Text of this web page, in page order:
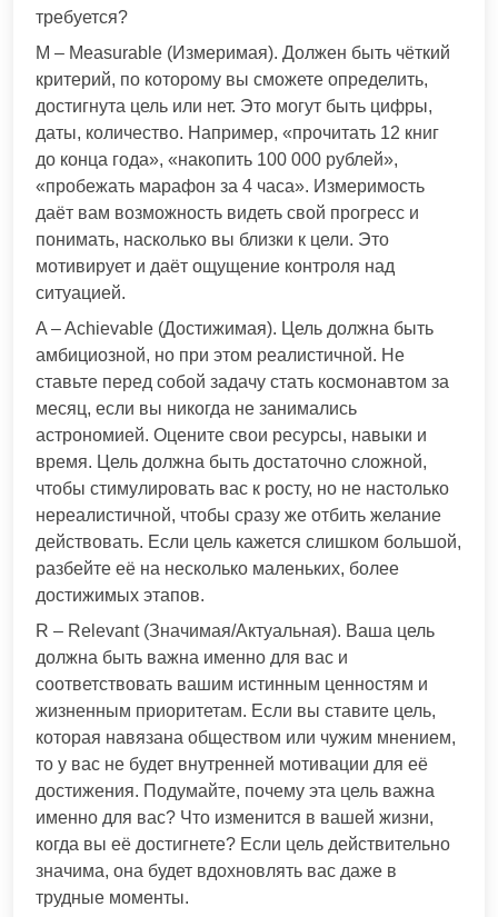
требуется?
M – Measurable (Измеримая). Должен быть чёткий
критерий, по которому вы сможете определить,
достигнута цель или нет. Это могут быть цифры,
даты, количество. Например, «прочитать 12 книг
до конца года», «накопить 100 000 рублей»,
«пробежать марафон за 4 часа». Измеримость
даёт вам возможность видеть свой прогресс и
понимать, насколько вы близки к цели. Это
мотивирует и даёт ощущение контроля над
ситуацией.
A – Achievable (Достижимая). Цель должна быть
амбициозной, но при этом реалистичной. Не
ставьте перед собой задачу стать космонавтом за
месяц, если вы никогда не занимались
астрономией. Оцените свои ресурсы, навыки и
время. Цель должна быть достаточно сложной,
чтобы стимулировать вас к росту, но не настолько
нереалистичной, чтобы сразу же отбить желание
действовать. Если цель кажется слишком большой,
разбейте её на несколько маленьких, более
достижимых этапов.
R – Relevant (Значимая/Актуальная). Ваша цель
должна быть важна именно для вас и
соответствовать вашим истинным ценностям и
жизненным приоритетам. Если вы ставите цель,
которая навязана обществом или чужим мнением,
то у вас не будет внутренней мотивации для её
достижения. Подумайте, почему эта цель важна
именно для вас? Что изменится в вашей жизни,
когда вы её достигнете? Если цель действительно
значима, она будет вдохновлять вас даже в
трудные моменты.